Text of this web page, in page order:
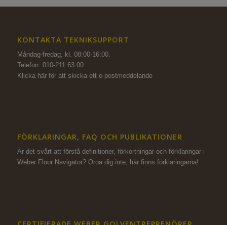
KONTAKTA TEKNIKSUPPORT
Måndag-fredag, kl. 08:00-16:00.
Telefon: 010-211 63 00
Klicka här för att skicka ett e-postmeddelande
FÖRKLARINGAR, FAQ OCH PUBLIKATIONER
Är det svårt att förstå definitioner, förkortningar och förklaringar i
Weber Floor Navigator? Oroa dig inte, här finns förklaringarna!